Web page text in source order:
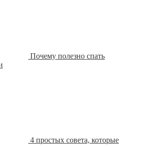
Почему полезно спать
4 простых совета, которые